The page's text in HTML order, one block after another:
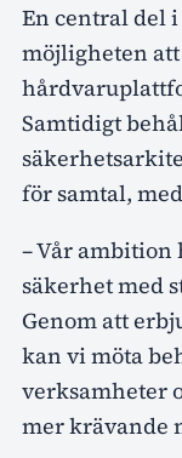
En central del
möjligheten
Samtidigt
för samtal,
– Vår
säkerhet med
Genom att
kan vi möta
verksamheter
mer krävande